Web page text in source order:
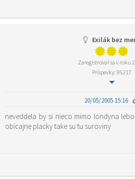
Exilák bez
Zaregistroval sa v roku
Príspevky: 95217
20/05/2005 15:16
neveddela by si nieco mimo londyna
obicajne placky take su tu suroviny